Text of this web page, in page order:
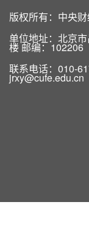
版权所有：中央
单位地址：北京
楼 邮编：102206
联系电话：010-